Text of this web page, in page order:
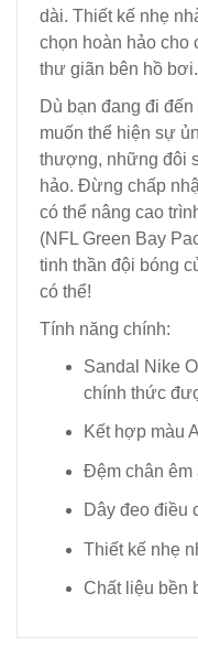
dài. Thiết kế nhẹ
chọn hoàn hảo cho
thư giãn bên hồ bơi.
Dù bạn đang đi
muốn thể hiện sự
thượng, những đôi
hảo. Đừng chấp
có thể nâng cao
(NFL Green Bay
tinh thần đội bóng
có thể!
Tính năng chính:
Sandal Nike
chính thức
Kết hợp màu
Đệm chân êm
Dây đeo điều
Thiết kế nhẹ
Chất liệu bền